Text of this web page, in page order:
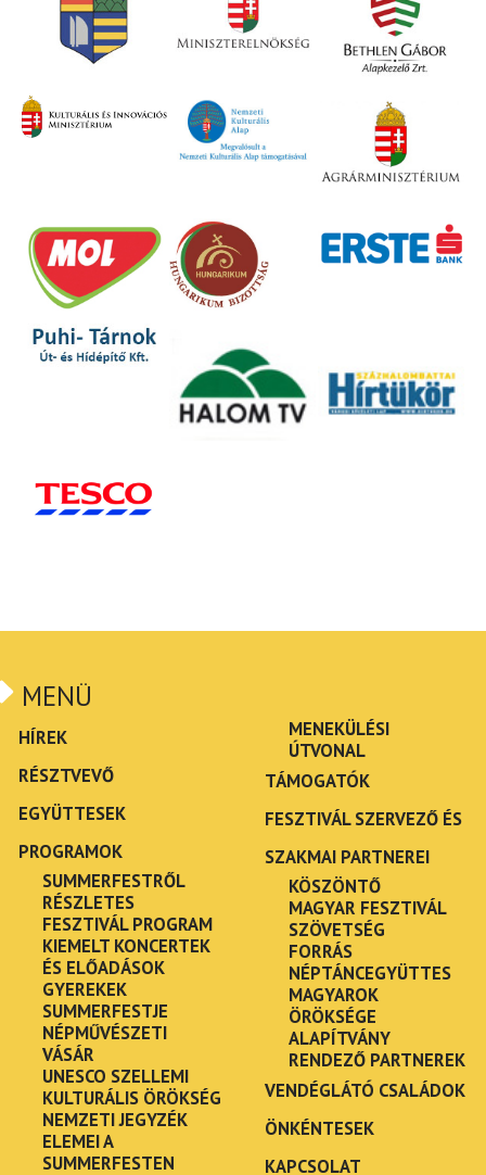
MENÜ
HÍREK
RÉSZTVEVŐ
EGYÜTTESEK
PROGRAMOK
SUMMERFESTRŐL
RÉSZLETES
FESZTIVÁL PROGRAM
KIEMELT KONCERTEK
ÉS ELŐADÁSOK
GYEREKEK
SUMMERFESTJE
NÉPMŰVÉSZETI
VÁSÁR
UNESCO SZELLEMI
KULTURÁLIS ÖRÖKSÉG
NEMZETI JEGYZÉK
ELEMEI A
SUMMERFESTEN
MENEKÜLÉSI
ÚTVONAL
TÁMOGATÓK
FESZTIVÁL SZERVEZŐ ÉS
SZAKMAI PARTNEREI
KÖSZÖNTŐ
MAGYAR FESZTIVÁL
SZÖVETSÉG
FORRÁS
NÉPTÁNCEGYÜTTES
MAGYAROK
ÖRÖKSÉGE
ALAPÍTVÁNY
RENDEZŐ PARTNEREK
VENDÉGLÁTÓ CSALÁDOK
ÖNKÉNTESEK
KAPCSOLAT